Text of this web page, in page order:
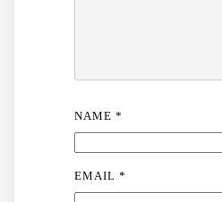
NAME *
EMAIL *